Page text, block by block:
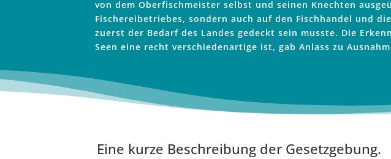
von dem Oberfischmeister selbst und seinen Knechten
Fischereibetriebes, sondern auch auf den Fischhandel und
zuerst der Bedarf des Landes gedeckt sein musste. Die
Seen eine recht verschiedenartige ist, gab Anlass zu
Eine kurze Beschreibung der Gesetzgebung.